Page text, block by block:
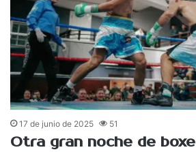
17 de junio de 2025 51
Otra gran noche de